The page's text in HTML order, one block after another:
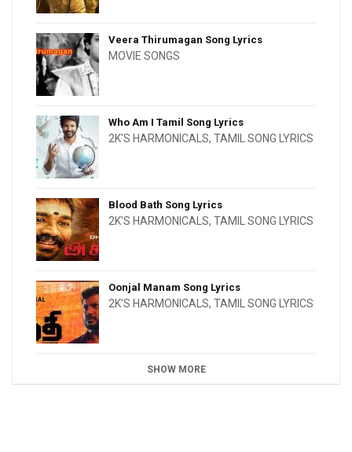
Veera Thirumagan Song Lyrics
MOVIE SONGS
Who Am I Tamil Song Lyrics
2K'S HARMONICALS, TAMIL SONG LYRICS
Blood Bath Song Lyrics
2K'S HARMONICALS, TAMIL SONG LYRICS
Oonjal Manam Song Lyrics
2K'S HARMONICALS, TAMIL SONG LYRICS
SHOW MORE